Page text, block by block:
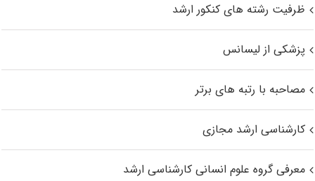
ظرفیت رشته های کنکور ارشد
پزشکی از لیسانس
مصاحبه با رتبه های برتر
کارشناسی ارشد مجازی
معرفی گروه علوم انسانی کارشناسی ارشد